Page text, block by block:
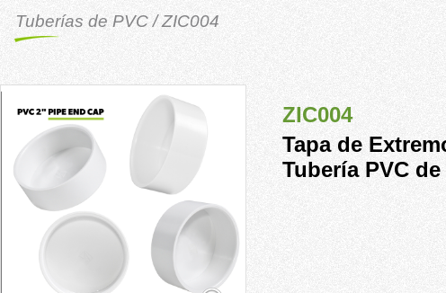
Tuberías de PVC/ ZIC004
ZIC004
Tapa de
Tubería PVC de